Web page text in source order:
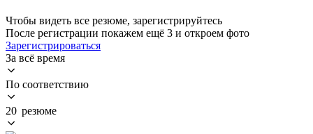
Чтобы видеть все резюме, зарегистрируйтесь
После регистрации покажем ещё 3 и откроем фото
Зарегистрироваться
За всё время
По соответствию
20 резюме